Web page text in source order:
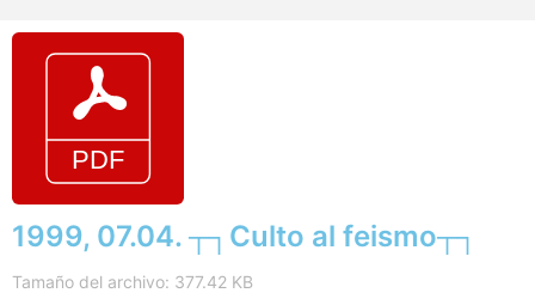
1999, 07.04. ┬┐Culto al feismo┬┐
Tamaño del archivo: 377.42 KB